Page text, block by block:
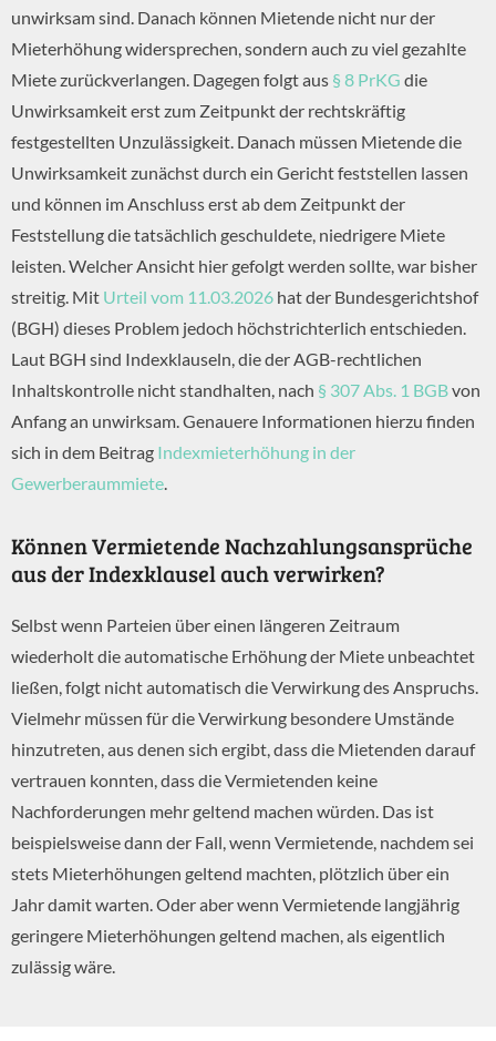
unwirksam sind. Danach können Mietende nicht nur der
Mieterhöhung widersprechen, sondern auch zu viel gezahlte
Miete zurückverlangen. Dagegen folgt aus § 8 PrKG die
Unwirksamkeit erst zum Zeitpunkt der rechtskräftig
festgestellten Unzulässigkeit. Danach müssen Mietende die
Unwirksamkeit zunächst durch ein Gericht feststellen lassen
und können im Anschluss erst ab dem Zeitpunkt der
Feststellung die tatsächlich geschuldete, niedrigere Miete
leisten. Welcher Ansicht hier gefolgt werden sollte, war bisher
streitig. Mit Urteil vom 11.03.2026 hat der Bundesgerichtshof
(BGH) dieses Problem jedoch höchstrichterlich entschieden.
Laut BGH sind Indexklauseln, die der AGB-rechtlichen
Inhaltskontrolle nicht standhalten, nach § 307 Abs. 1 BGBvon
Anfang an unwirksam. Genauere Informationen hierzu finden
sich in dem Beitrag Indexmieterhöhung in der
Gewerberaummiete
Können Vermietende Nachzahlungsansprüche
aus der Indexklausel auch verwirken?
Selbst wenn Parteien über einen längeren Zeitraum
wiederholt die automatische Erhöhung der Miete unbeachtet
ließen, folgt nicht automatisch die Verwirkung des Anspruchs.
Vielmehr müssen für die Verwirkung besondere Umstände
hinzutreten, aus denen sich ergibt, dass die Mietenden darauf
vertrauen konnten, dass die Vermietenden keine
Nachforderungen mehr geltend machen würden. Das ist
beispielsweise dann der Fall, wenn Vermietende, nachdem sei
stets Mieterhöhungen geltend machten, plötzlich über ein
Jahr damit warten. Oder aber wenn Vermietende langjährig
geringere Mieterhöhungen geltend machen, als eigentlich
zulässig wäre.